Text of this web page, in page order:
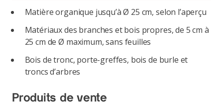
Matière organique jusqu’à Ø 25 cm, selon l’aperçu
Matériaux des branches et bois propres, de 5 cm à
25 cm de Ø maximum, sans feuilles
Bois de tronc, porte-greffes, bois de burle et
troncs d’arbres
Produits de vente